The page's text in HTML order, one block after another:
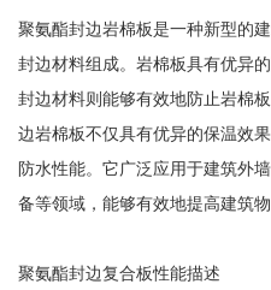
聚氨酯封边岩棉板是一种新型的
封边材料组成。岩棉板具有优异
封边材料则能够有效地防止岩棉
边岩棉板不仅具有优异的保温效
防水性能。它广泛应用于建筑外
备等领域，能够有效地提高建筑
聚氨酯封边复合板性能描述